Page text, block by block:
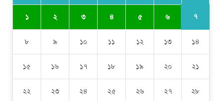
১ ২ ৩ ৪ ৫ ৬ ৭
৮ ৯ ১০ ১১ ১২ ১৩ ১৪
১৫ ১৬ ১৭ ১৮ ১৯ ২০ ২১
২২ ২৩ ২৪ ২৫ ২৬ ২৭ ২৮